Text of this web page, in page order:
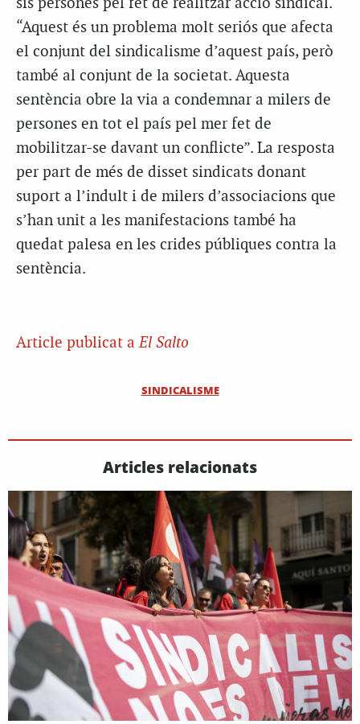
sis persones pel fet de realitzar acció sindical.
“Aquest és un problema molt seriós que afecta
el conjunt del sindicalisme d’aquest país, però
també al conjunt de la societat. Aquesta
sentència obre la via a condemnar a milers de
persones en tot el país pel mer fet de
mobilitzar-se davant un conflicte”. La resposta
per part de més de disset sindicats donant
suport a l’indult i de milers d’associacions que
s’han unit a les manifestacions també ha
quedat palesa en les crides públiques contra la
sentència.
Article publicat aEl Salto
SINDICALISME
Articles relacionats